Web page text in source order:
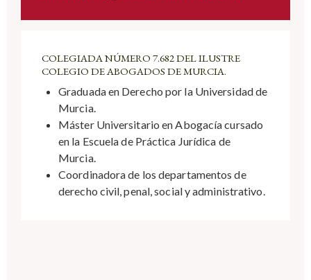
COLEGIADA NÚMERO 7.682 DEL ILUSTRE
COLEGIO DE ABOGADOS DE MURCIA.
Graduada en Derecho por la Universidad de
Murcia.
Máster Universitario en Abogacía cursado
en la Escuela de Práctica Jurídica de
Murcia.
Coordinadora de los departamentos de
derecho civil, penal, social y administrativo.